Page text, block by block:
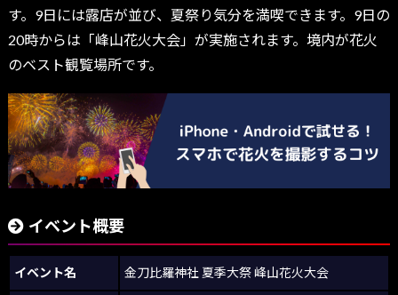
す。9日には露店が並び、夏祭り気分を満喫できます。9日の
20時からは「峰山花火大会」が実施されます。境内が花火
のベスト観覧場所です。
イベント概要
イベント名 金刀比羅神社 夏季大祭 峰山花火大会